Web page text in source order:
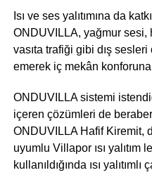
Isı ve ses yalıtımına da
ONDUVILLA, yağmur sesi,
vasıta trafiği gibi dış
emerek iç mekân konforuna
ONDUVILLA sistemi
içeren çözümleri de
ONDUVILLA Hafif Kiremit,
uyumlu Villapor ısı yalıtım
kullanıldığında ısı